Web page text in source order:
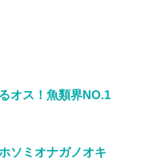
オス！魚類界NO.1
ソミオナガノオキ